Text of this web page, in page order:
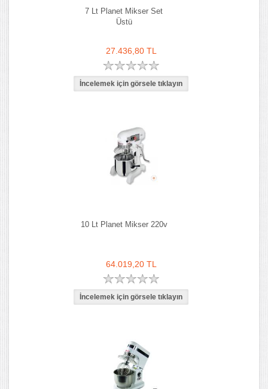
7 Lt Planet Mikser Set
Üstü
27.436,80 TL
10 Lt Planet Mikser 220v
64.019,20 TL